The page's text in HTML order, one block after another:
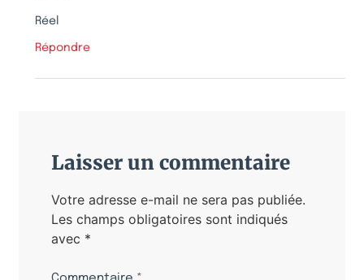
Réel
Répondre
Laisser un commentaire
Votre adresse e-mail ne sera pas publiée.
Les champs obligatoires sont indiqués
avec *